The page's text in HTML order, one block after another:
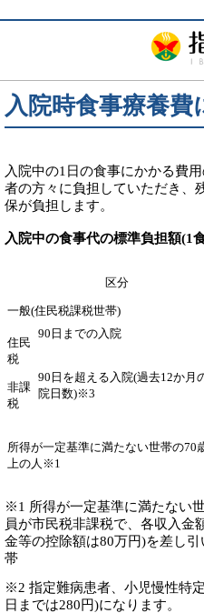
入院時食事療養費
入院中の1日の食事にかかる費
者の方々に負担していただき、
保が負担します。
入院中の食事代の標準負担額(1
区分
一般(住民税課税世帯)
住民
税
非課
税
90日までの入院
90日を超える入院(過去12か月
院日数)※3
所得が一定基準に満たない世帯の70
上の人※1
※1 所得が一定基準に満たない
員が市民税非課税で、各収入金
金等の控除額は80万円)を差し
帯
※2 指定難病患者、小児慢性特
日までは280円)になります。